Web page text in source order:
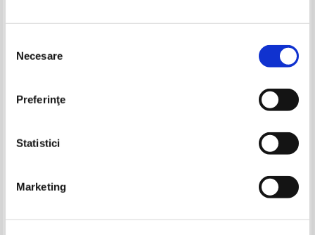
consimțământului
Necesare
Preferinţe
Statistici
Marketingamaraciunii
Adaugă în coș
L. Debricon - Descartes
Adaugă în coș